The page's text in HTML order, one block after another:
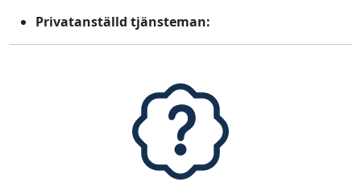
Privatanställd tjänsteman: